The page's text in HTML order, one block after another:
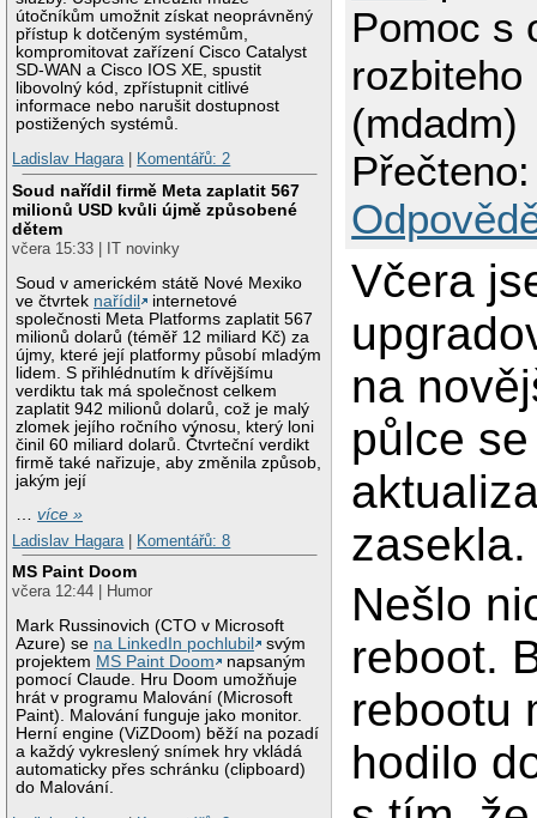
útočníkům umožnit získat neoprávněný
přístup k dotčeným systémům,
kompromitovat zařízení Cisco Catalyst
SD-WAN a Cisco IOS XE, spustit
libovolný kód, zpřístupnit citlivé
informace nebo narušit dostupnost
postižených systémů.
Ladislav Hagara| Komentářů: 2
Soud nařídil firmě Meta zaplatit 567
milionů USD kvůli újmě způsobené
dětem
včera 15:33 | IT novinky
Soud v americkém státě Nové Mexiko
ve čtvrtek nařídil
internetové
společnosti Meta Platforms zaplatit 567
milionů dolarů (téměř 12 miliard Kč) za
újmy, které její platformy působí mladým
lidem. S přihlédnutím k dřívějšímu
verdiktu tak má společnost celkem
zaplatit 942 milionů dolarů, což je malý
zlomek jejího ročního výnosu, který loni
činil 60 miliard dolarů. Čtvrteční verdikt
firmě také nařizuje, aby změnila způsob,
jakým její
…více »
Ladislav Hagara
Komentářů: 8
MS Paint Doom
včera 12:44 | Humor
Mark Russinovich (CTO v Microsoft
Azure) se na LinkedIn pochlubil
svým
projektem MS Paint Doom
napsaným
pomocí Claude. Hru Doom umožňuje
hrát v programu Malování (Microsoft
Paint). Malování funguje jako monitor.
Herní engine (ViZDoom) běží na pozadí
a každý vykreslený snímek hry vkládá
automaticky přes schránku (clipboard)
do Malování.
Pomoc s
rozbiteho
(mdadm)
Včera
na
půlce se
zasekla.
Nešlo
reboot.
rebootu
hodilo